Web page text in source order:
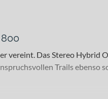
vereint. Das Stereo Hybrid
Trails ebenso